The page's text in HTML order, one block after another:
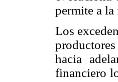
permite a
Los
hacia
financiero